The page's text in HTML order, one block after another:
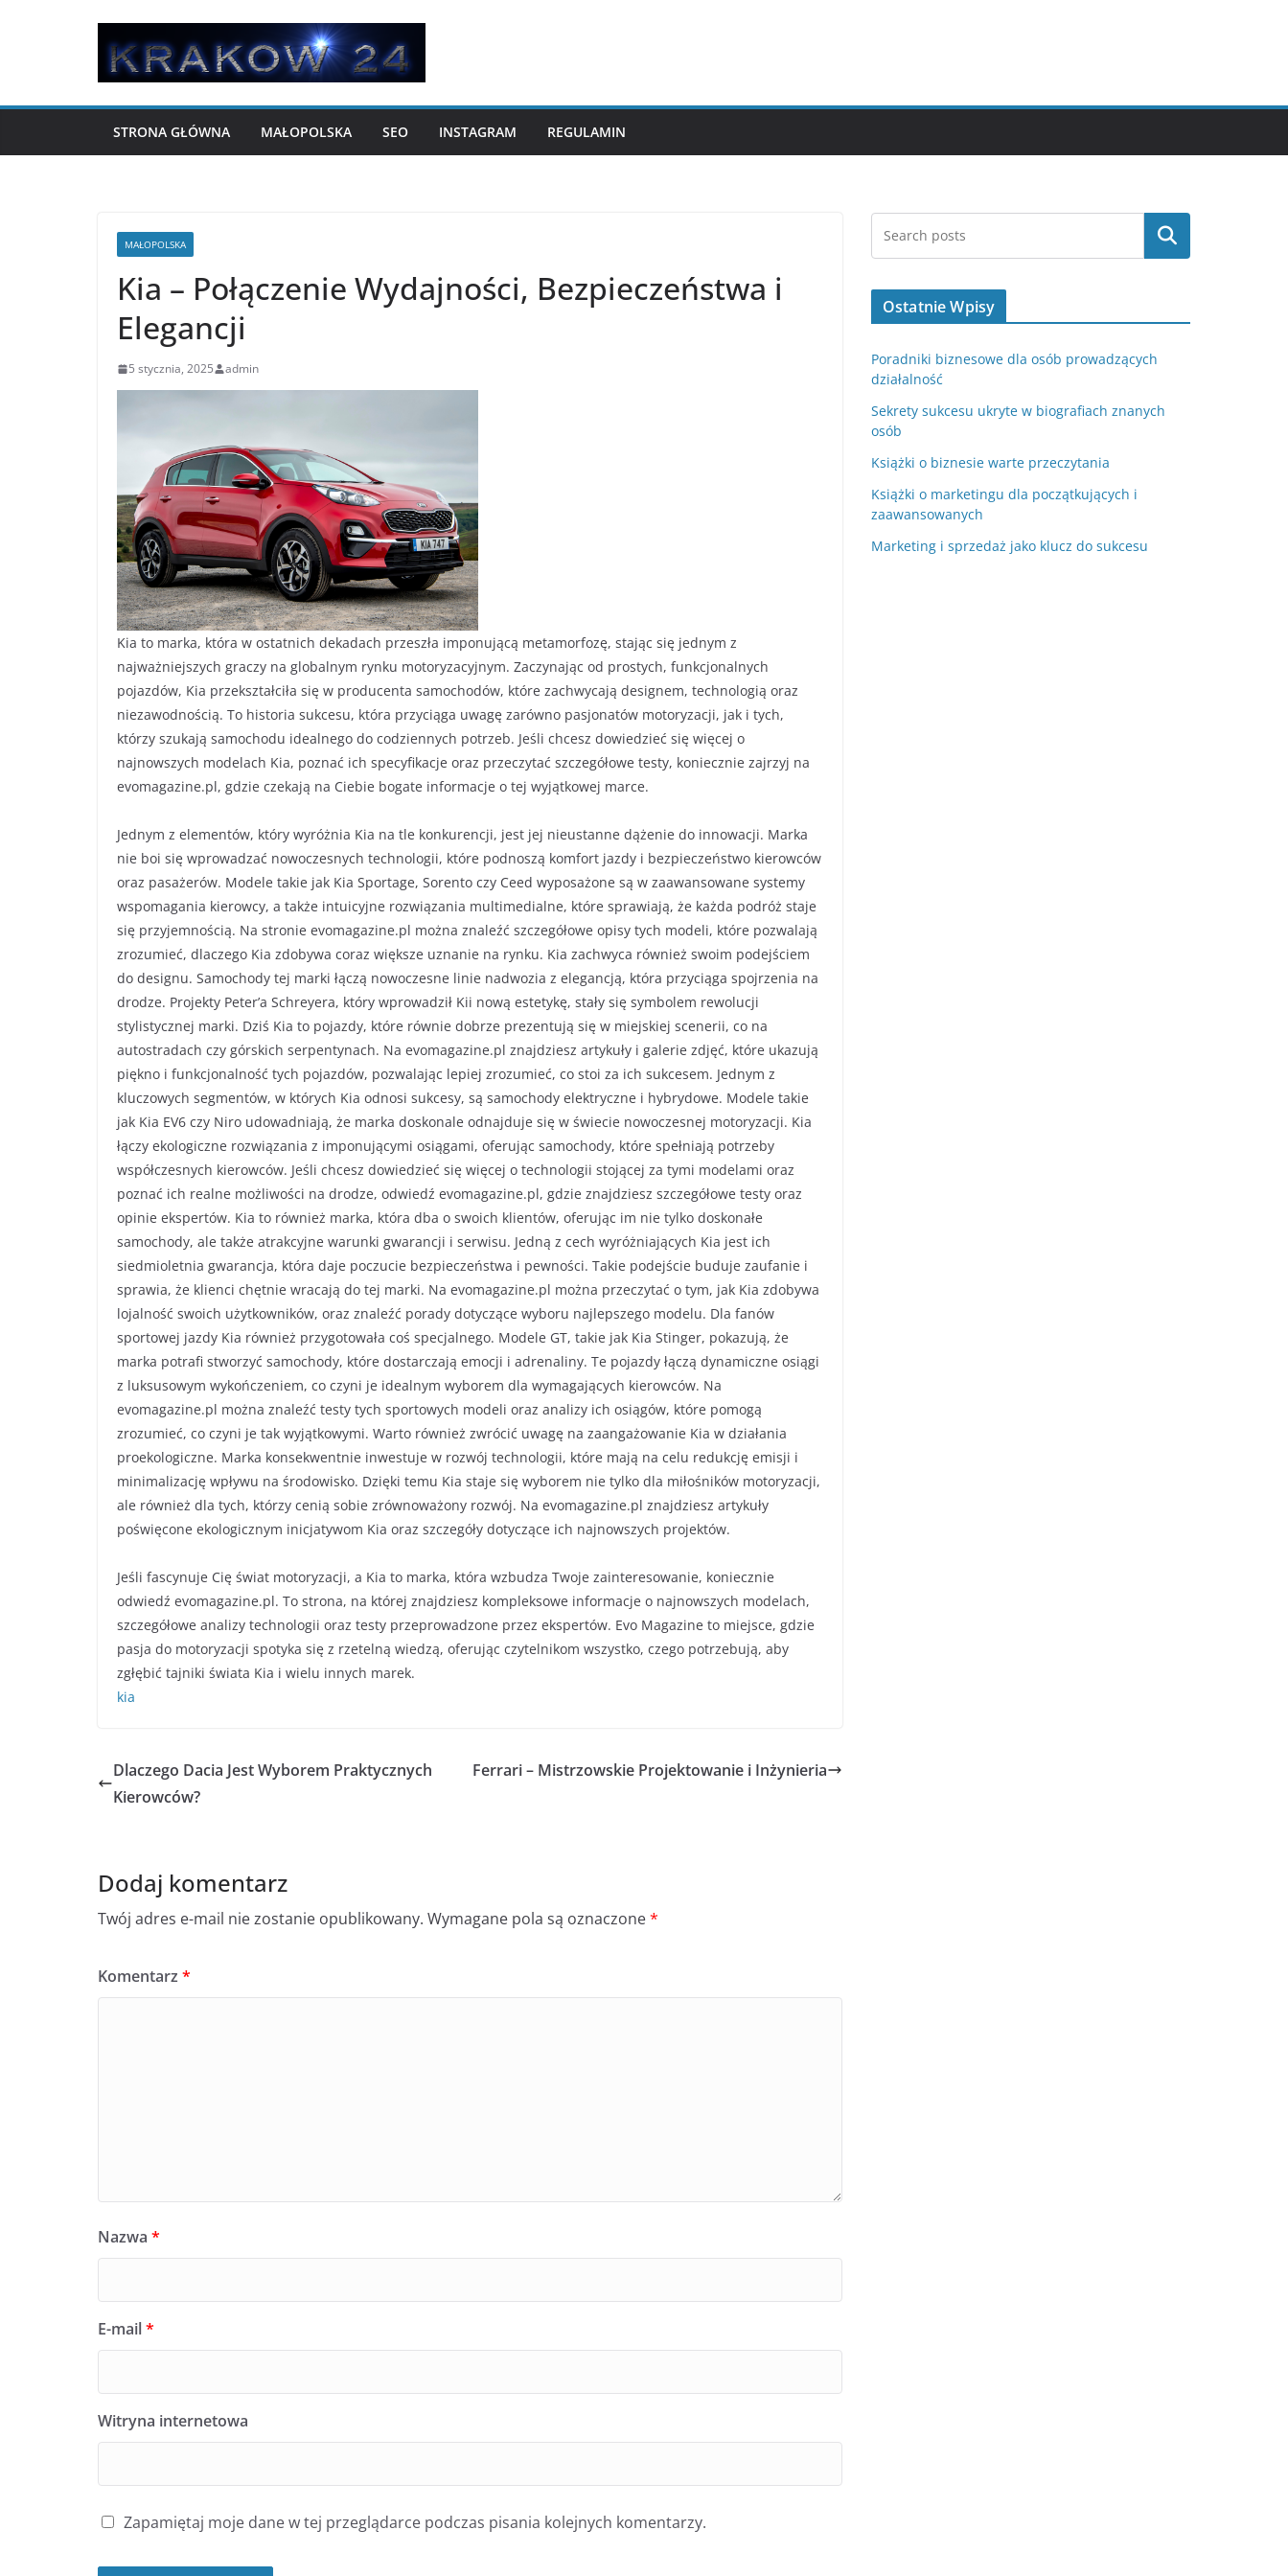
STRONA GŁÓWNA MAŁOPOLSKA SEO INSTAGRAM REGULAMIN
MAŁOPOLSKA
Kia – Połączenie Wydajności, Bezpieczeństwa i
Elegancji
5 stycznia, 2025 admin
Kia to marka, która w ostatnich dekadach przeszła imponującą metamorfozę, stając się jednym z
najważniejszych graczy na globalnym rynku motoryzacyjnym. Zaczynając od prostych, funkcjonalnych
pojazdów, Kia przekształciła się w producenta samochodów, które zachwycają designem, technologią oraz
niezawodnością. To historia sukcesu, która przyciąga uwagę zarówno pasjonatów motoryzacji, jak i tych,
którzy szukają samochodu idealnego do codziennych potrzeb. Jeśli chcesz dowiedzieć się więcej o
najnowszych modelach Kia, poznać ich specyfikacje oraz przeczytać szczegółowe testy, koniecznie zajrzyj na
evomagazine.pl, gdzie czekają na Ciebie bogate informacje o tej wyjątkowej marce.
Jednym z elementów, który wyróżnia Kia na tle konkurencji, jest jej nieustanne dążenie do innowacji. Marka
nie boi się wprowadzać nowoczesnych technologii, które podnoszą komfort jazdy i bezpieczeństwo kierowców
oraz pasażerów. Modele takie jak Kia Sportage, Sorento czy Ceed wyposażone są w zaawansowane systemy
wspomagania kierowcy, a także intuicyjne rozwiązania multimedialne, które sprawiają, że każda podróż staje
się przyjemnością. Na stronie evomagazine.pl można znaleźć szczegółowe opisy tych modeli, które pozwalają
zrozumieć, dlaczego Kia zdobywa coraz większe uznanie na rynku. Kia zachwyca również swoim podejściem
do designu. Samochody tej marki łączą nowoczesne linie nadwozia z elegancją, która przyciąga spojrzenia na
drodze. Projekty Peter’a Schreyera, który wprowadził Kii nową estetykę, stały się symbolem rewolucji
stylistycznej marki. Dziś Kia to pojazdy, które równie dobrze prezentują się w miejskiej scenerii, co na
autostradach czy górskich serpentynach. Na evomagazine.pl znajdziesz artykuły i galerie zdjęć, które ukazują
piękno i funkcjonalność tych pojazdów, pozwalając lepiej zrozumieć, co stoi za ich sukcesem. Jednym z
kluczowych segmentów, w których Kia odnosi sukcesy, są samochody elektryczne i hybrydowe. Modele takie
jak Kia EV6 czy Niro udowadniają, że marka doskonale odnajduje się w świecie nowoczesnej motoryzacji. Kia
łączy ekologiczne rozwiązania z imponującymi osiągami, oferując samochody, które spełniają potrzeby
współczesnych kierowców. Jeśli chcesz dowiedzieć się więcej o technologii stojącej za tymi modelami oraz
poznać ich realne możliwości na drodze, odwiedź evomagazine.pl, gdzie znajdziesz szczegółowe testy oraz
opinie ekspertów. Kia to również marka, która dba o swoich klientów, oferując im nie tylko doskonałe
samochody, ale także atrakcyjne warunki gwarancji i serwisu. Jedną z cech wyróżniających Kia jest ich
siedmioletnia gwarancja, która daje poczucie bezpieczeństwa i pewności. Takie podejście buduje zaufanie i
sprawia, że klienci chętnie wracają do tej marki. Na evomagazine.pl można przeczytać o tym, jak Kia zdobywa
lojalność swoich użytkowników, oraz znaleźć porady dotyczące wyboru najlepszego modelu. Dla fanów
sportowej jazdy Kia również przygotowała coś specjalnego. Modele GT, takie jak Kia Stinger, pokazują, że
marka potrafi stworzyć samochody, które dostarczają emocji i adrenaliny. Te pojazdy łączą dynamiczne osiągi
z luksusowym wykończeniem, co czyni je idealnym wyborem dla wymagających kierowców. Na
evomagazine.pl można znaleźć testy tych sportowych modeli oraz analizy ich osiągów, które pomogą
zrozumieć, co czyni je tak wyjątkowymi. Warto również zwrócić uwagę na zaangażowanie Kia w działania
proekologiczne. Marka konsekwentnie inwestuje w rozwój technologii, które mają na celu redukcję emisji i
minimalizację wpływu na środowisko. Dzięki temu Kia staje się wyborem nie tylko dla miłośników motoryzacji,
ale również dla tych, którzy cenią sobie zrównoważony rozwój. Na evomagazine.pl znajdziesz artykuły
poświęcone ekologicznym inicjatywom Kia oraz szczegóły dotyczące ich najnowszych projektów.
Jeśli fascynuje Cię świat motoryzacji, a Kia to marka, która wzbudza Twoje zainteresowanie, koniecznie
odwiedź evomagazine.pl. To strona, na której znajdziesz kompleksowe informacje o najnowszych modelach,
szczegółowe analizy technologii oraz testy przeprowadzone przez ekspertów. Evo Magazine to miejsce, gdzie
pasja do motoryzacji spotyka się z rzetelną wiedzą, oferując czytelnikom wszystko, czego potrzebują, aby
zgłębić tajniki świata Kia i wielu innych marek.
kia
Dlaczego Dacia Jest Wyborem Praktycznych
Kierowców?
Ferrari – Mistrzowskie Projektowanie i Inżynieria
Dodaj komentarz
Twój adres e-mail nie zostanie opublikowany. Wymagane pola są oznaczone*
Komentarz *
Nazwa *
E-mail*
Witryna internetowa
Zapamiętaj moje dane w tej przeglądarce podczas pisania kolejnych komentarzy.
Szukaj
Ostatnie Wpisy
Poradniki biznesowe dla osób prowadzących
działalność
Sekrety sukcesu ukryte w biografiach znanych
osób
Książki o biznesie warte przeczytania
Książki o marketingu dla początkujących i
zaawansowanych
Marketing i sprzedaż jako klucz do sukcesu